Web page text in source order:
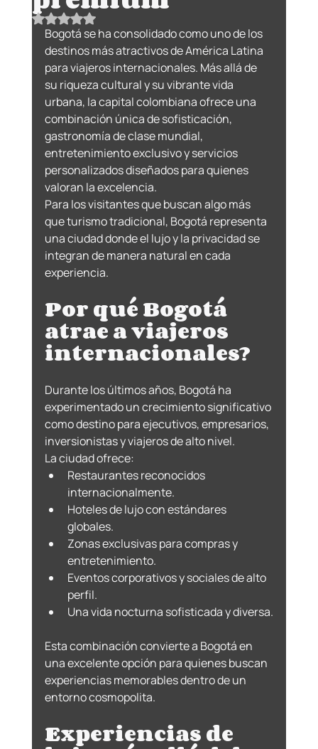
Obtuvo NaN de 5 estrellas.
Bogotá se ha consolidado como uno de los
destinos más atractivos de América Latina
para viajeros internacionales. Más allá de
su riqueza cultural y su vibrante vida
urbana, la capital colombiana ofrece una
combinación única de sofisticación,
gastronomía de clase mundial,
entretenimiento exclusivo y servicios
personalizados diseñados para quienes
valoran la excelencia.
Para los visitantes que buscan algo más
que turismo tradicional, Bogotá representa
una ciudad donde el lujo y la privacidad se
integran de manera natural en cada
experiencia.
Por qué Bogotá
atrae a viajeros
internacionales?
Durante los últimos años, Bogotá ha
experimentado un crecimiento significativo
como destino para ejecutivos, empresarios,
inversionistas y viajeros de alto nivel.
La ciudad ofrece:
Restaurantes reconocidos
internacionalmente.
Hoteles de lujo con estándares
globales.
Zonas exclusivas para compras y
entretenimiento.
Eventos corporativos y sociales de alto
perfil.
Una vida nocturna sofisticada y diversa.
Esta combinación convierte a Bogotá en
una excelente opción para quienes buscan
experiencias memorables dentro de un
entorno cosmopolita.
Experiencias de